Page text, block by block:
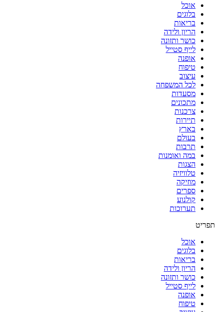
אוכל
בלוגים
בריאות
הריון ולידה
כושר ותזונה
לייף סטייל
אופנה
טיפוח
עיצוב
לכל המשפחה
מסעדות
מתכונים
צרכנות
תיירות
בארץ
בעולם
תרבות
במה ואומנות
הצגות
טלוויזיה
מוזיקה
ספרים
קולנוע
תערוכות
תפריט
אוכל
בלוגים
בריאות
הריון ולידה
כושר ותזונה
לייף סטייל
אופנה
טיפוח